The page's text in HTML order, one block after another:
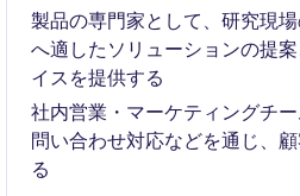
製品の専門家として、研究現
へ適したソリューションの提
イスを提供する
社内営業・マーケティングチ
問い合わせ対応などを通じ、
る